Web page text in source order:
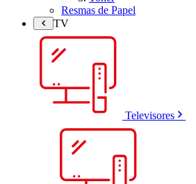
Resmas de Papel
TV
Televisores